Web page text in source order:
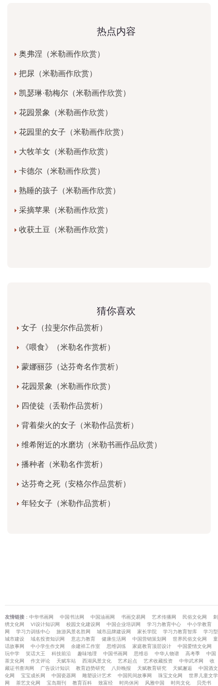
热点内容
奥弗涅（米勒画作欣赏）
把尿（米勒画作欣赏）
凯瑟琳·勒梅尔（米勒画作欣赏）
花园景象（米勒画作欣赏）
花园里的女子（米勒画作欣赏）
大牧羊女（米勒画作欣赏）
卡德尔（米勒画作欣赏）
熟睡的孩子（米勒画作欣赏）
采摘苹果（米勒画作欣赏）
收获土豆（米勒画作欣赏）
猜你喜欢
女子（拉斐尔作品赏析）
《喂食》（米勒名作赏析）
蒙娜丽莎（达芬奇名作赏析）
花园景象（米勒画作欣赏）
四使徒（丢勒作品赏析）
背着柴火的女子（米勒作品赏析）
维希附近的水磨坊（米勒书画作品欣赏）
播种者（米勒名作赏析）
达芬奇之死（安格尔作品赏析）
年轻女子（米勒作品赏析）
友情链接 ： 中华书画网 中国书法网 中国油画网 书画交易网 艺术传播网 民俗文化网
刺
绣文化网
VI设计知识网 校园文化建设网 中国企业培训网 学习力教育中心
中小学教育
网
学习力训练中心 旅游风景名胜网 城市品牌建设网 家长学院 学习力教育智库
学习型
城市建设
域名投资知识网 意志力教育 健康生活网 中国营销策划网 世界民俗文化网
童
话故事网
中小学生作文网 余建祥工作室 思维训练 家庭教育顶层设计
中国爱情文化网
玩中学
笑话大王 科技前沿 趣味地理 中国书画网 思维谷 中华人物谱 高考季
中国
茶文化网
作文评论 天赋车站 西湖风景文化 艺术起点 艺术收藏投资 中华武术网
收
藏证书查询网
广告设计知识 教育趋势研究 八卦晚报 天赋教育研究 天赋邂逅
中国酒文
化网
宝宝成长网 中国瓷器网 雕塑设计艺术 中国民间故事网 珠宝文化网
世界儿童文学
网
茶艺文化网 宝岛期刊 教育百科 致富经 时尚休闲 风雅中国 时尚文化 贝壳书